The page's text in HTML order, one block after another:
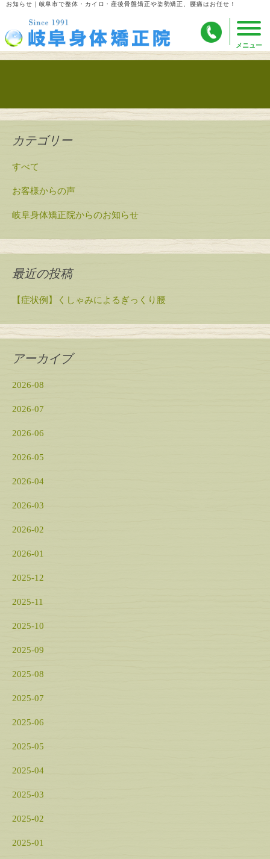
お知らせ｜岐阜市で整体・カイロ・産後骨盤矯正や姿勢矯正、腰痛はお任せ！
カテゴリー
すべて
お客様からの声
岐阜身体矯正院からのお知らせ
最近の投稿
【症状例】くしゃみによるぎっくり腰
アーカイブ
2026-08
2026-07
2026-06
2026-05
2026-04
2026-03
2026-02
2026-01
2025-12
2025-11
2025-10
2025-09
2025-08
2025-07
2025-06
2025-05
2025-04
2025-03
2025-02
2025-01